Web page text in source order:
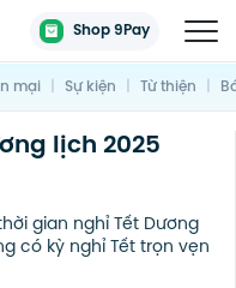
Shop 9Pay
mại | Sự kiện | Từ thiện |
lịch 2025
gian nghỉ Tết Dương
có kỳ nghỉ Tết trọn vẹn